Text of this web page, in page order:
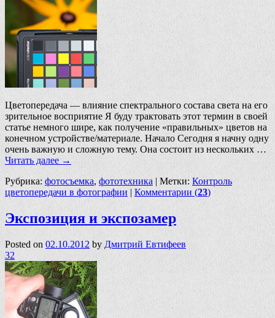
Цветопередача — влияние спектрального состава света на его
зрительное восприятие Я буду трактовать этот термин в своей
статье немного шире, как получение «правильных» цветов на
конечном устройстве/материале. Начало Сегодня я начну одну
очень важную и сложную тему. Она состоит из нескольких …
Читать далее →
Рубрика: фотосъемка, фототехника Метки: Контроль
цветопередачи в фотографии
Комментарии (23)
Экспозиция и экспозамер
Posted on 02.10.2012 by Дмитрий Евтифеев
32